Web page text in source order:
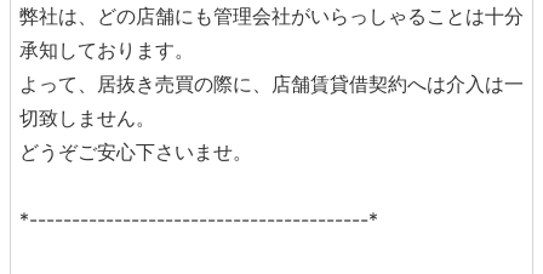
弊社は、どの店舗にも管理会社がいらっしゃることは十分
承知しております。
よって、居抜き売買の際に、店舗賃貸借契約へは介入は一
切致しません。
どうぞご安心下さいませ。
*----------------------------------------*